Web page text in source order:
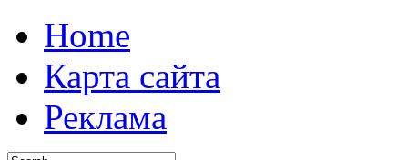
Home
Карта сайта
Реклама